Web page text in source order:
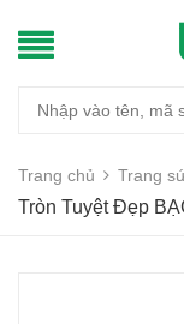
Trang chủ Trang
Tròn Tuyệt Đẹp